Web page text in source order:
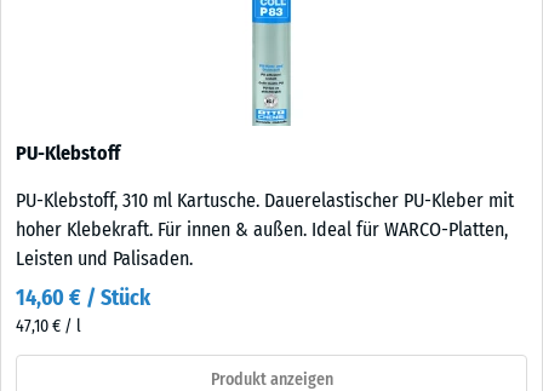
PU-Klebstoff
PU-Klebstoff, 310 ml Kartusche. Dauerelastischer PU-Kleber mit
hoher Klebekraft. Für innen & außen. Ideal für WARCO-Platten,
Leisten und Palisaden.
14,60 € / Stück
47,10 € / l
Produkt anzeigen